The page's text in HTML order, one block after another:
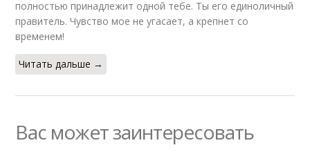
полностью принадлежит одной тебе. Ты его единоличный
правитель. Чувство мое не угасает, а крепнет со
временем!
Читать дальше →
Вас может заинтересовать